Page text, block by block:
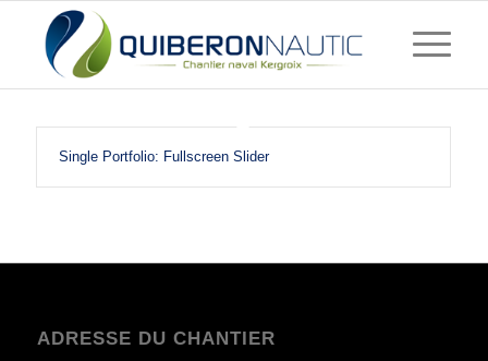
Single Portfolio: Fullscreen Slider
ADRESSE DU CHANTIER